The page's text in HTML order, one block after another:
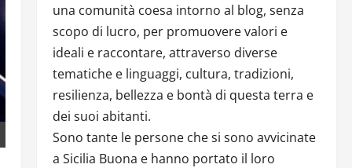
una comunità coesa intorno al blog, senza
scopo di lucro, per promuovere valori e
ideali e raccontare, attraverso diverse
tematiche e linguaggi, cultura, tradizioni,
resilienza, bellezza e bontà di questa terra e
dei suoi abitanti.
Sono tante le persone che si sono avvicinate
a Sicilia Buona e hanno portato il loro